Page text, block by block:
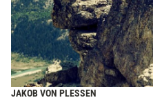
JAKOB VON PLESSEN